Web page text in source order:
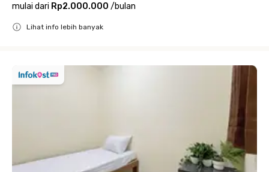
mulai dari Rp2.000.000 /bulan
Lihat info lebih banyak